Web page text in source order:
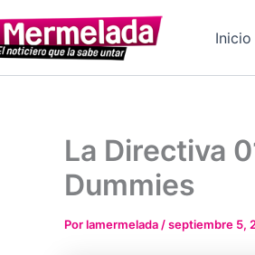
Inicio
La Directiva
Dummies
Porlamermelada/septiembre 5,